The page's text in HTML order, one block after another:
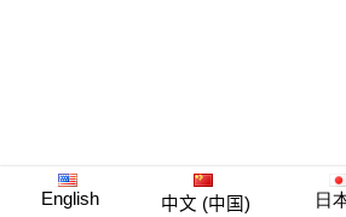
English 中文 (中国) 日